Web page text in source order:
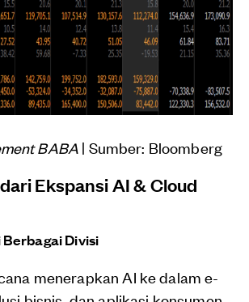
BABA | Sumber: Bloomberg
Ekspansi AI & Cloud
Berbagai Divisi
menerapkan AI ke dalam e-